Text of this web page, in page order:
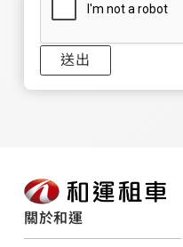
送出
關於和運